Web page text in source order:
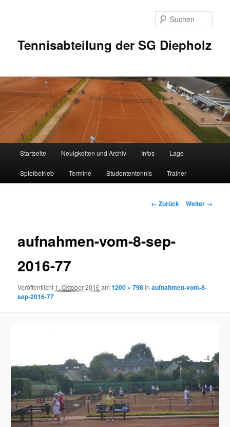
Tennisabteilung der SG Diepholz
Startseite Neuigkeiten und Archiv Infos Lage
Spielbetrieb Termine Studententennis Trainer
Bilder-
← Zurück Weiter →
aufnahmen-vom-8-sep-
2016-77
Veröffentlicht 1. Oktober 2016 am1200 × 798inaufnahmen-vom-8-
sep-2016-77